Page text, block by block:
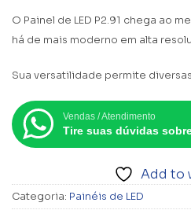
O Painel de LED P2.91 chega ao
há de mais moderno em alta
Sua versatilidade permite
Vendas / Atendimento
Tire suas dúvidas
Add to
Categoria: Painéis de LED